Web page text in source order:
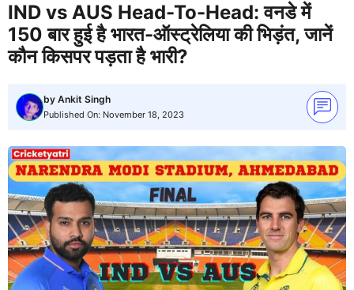
IND vs AUS Head-To-Head: वनडे में
150 बार हुई है भारत-ऑस्ट्रेलिया की भिड़ंत, जानें
कौन किसपर पड़ता है भारी?
by Ankit Singh
Published On: November 18, 2023